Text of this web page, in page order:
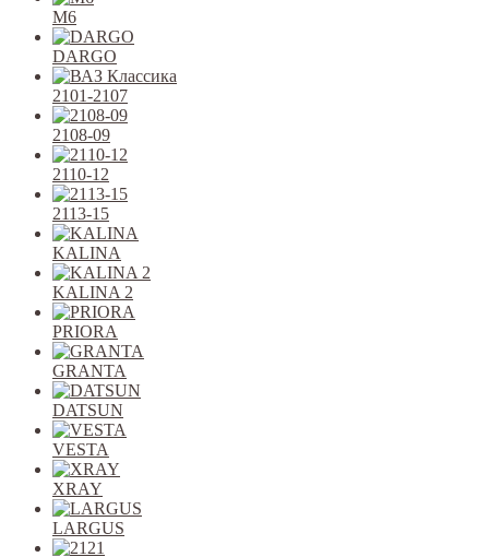
M6
DARGO
2101-2107
2108-09
2110-12
2113-15
KALINA
KALINA 2
PRIORA
GRANTA
DATSUN
VESTA
XRAY
LARGUS